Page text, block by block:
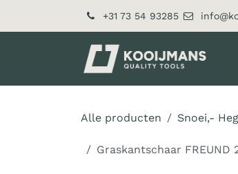
+31 73 54 93285
Alle producten Snoei,-
Graskantschaar